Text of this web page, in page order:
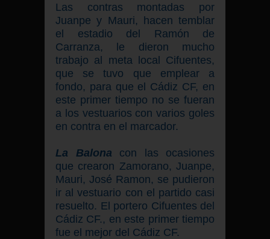
Las contras montadas por
Juanpe y Mauri, hacen temblar
el estadio del Ramón de
Carranza, le dieron mucho
trabajo al meta local Cifuentes,
que se tuvo que emplear a
fondo, para que el Cádiz CF, en
este primer tiempo no se fueran
a los vestuarios con varios goles
en contra en el marcador.
La Balona con las ocasiones
que crearon Zamorano, Juanpe,
Mauri, José Ramon, se pudieron
ir al vestuario con el partido casi
resuelto. El portero Cifuentes del
Cádiz CF., en este primer tiempo
fue el mejor del Cádiz CF.